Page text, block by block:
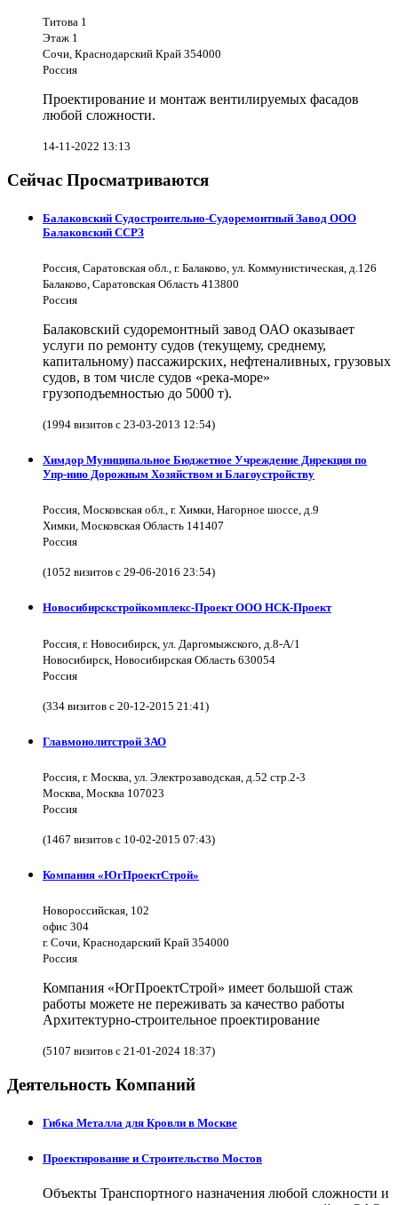
Титова 1
Этаж 1
Сочи, Краснодарский Край 354000
Россия
Проектирование и монтаж вентилируемых фасадов
любой сложности.
14-11-2022 13:13
Сейчас Просматриваются
Балаковский Судостроительно-Судоремонтный Завод ООО
Балаковский ССРЗ
Россия, Саратовская обл., г. Балаково, ул. Коммунистическая, д.126
Балаково, Саратовская Область 413800
Россия
Балаковский судоремонтный завод ОАО оказывает
услуги по ремонту судов (текущему, среднему,
капитальному) пассажирских, нефтеналивных, грузовых
судов, в том числе судов «река-море»
грузоподъемностью до 5000 т).
(1994 визитов с 23-03-2013 12:54)
Химдор Муниципальное Бюджетное Учреждение Дирекция по
Упр-нию Дорожным Хозяйством и Благоустройству
Россия, Московская обл., г. Химки, Нагорное шоссе, д.9
Химки, Московская Область 141407
Россия
(1052 визитов с 29-06-2016 23:54)
Новосибирскстройкомплекс-Проект ООО НСК-Проект
Россия, г. Новосибирск, ул. Даргомыжского, д.8-А/1
Новосибирск, Новосибирская Область 630054
Россия
(334 визитов с 20-12-2015 21:41)
Главмонолитстрой ЗАО
Россия, г. Москва, ул. Электрозаводская, д.52 стр.2-3
Москва, Москва 107023
Россия
(1467 визитов с 10-02-2015 07:43)
Компания «ЮгПроектСтрой»
Новороссийская, 102
офис 304
г. Сочи, Краснодарский Край 354000
Россия
Компания «ЮгПроектСтрой» имеет большой стаж
работы можете не переживать за качество работы
Архитектурно-строительное проектирование
(5107 визитов с 21-01-2024 18:37)
Деятельность Компаний
Гибка Металла для Кровли в Москве
Проектирование и Строительство Мостов
Объекты Транспортного назначения любой сложности и